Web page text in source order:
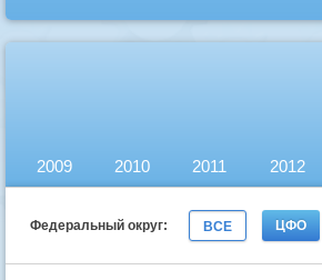
2009 2010 2011 2012
Федеральный округ: ВСЕ ЦФО